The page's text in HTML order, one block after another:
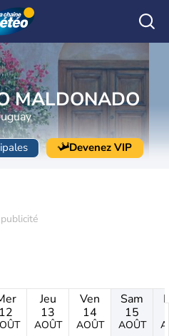
MALDONADO
Devenez VIP
12
Jeu
13
AOÛT
Ven
14
AOÛT
Sam
15
AOÛT